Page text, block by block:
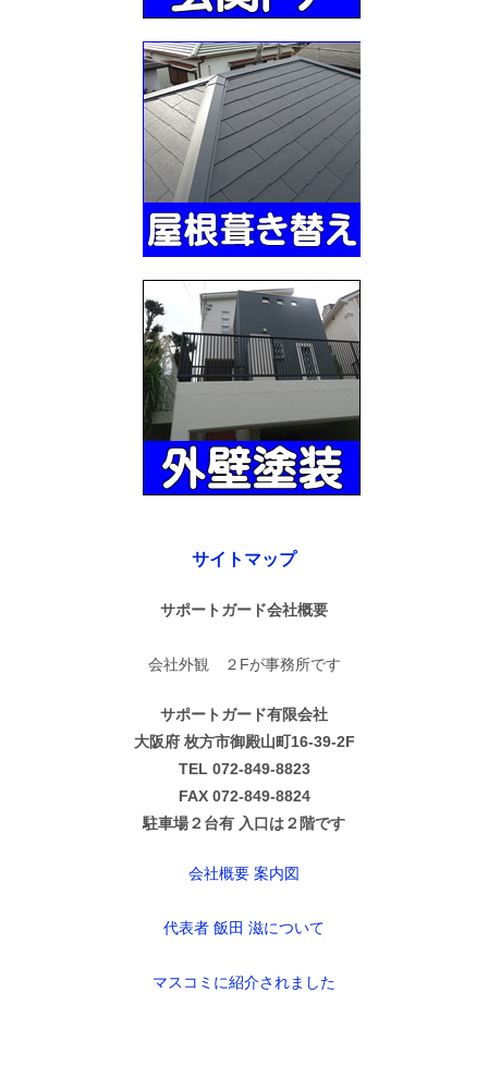
サイトマップ
サポートガード会社概要
会社外観 ２Fが事務所です
サポートガード有限会社
大阪府 枚方市御殿山町16-39-2F
TEL 072-849-8823
FAX 072-849-8824
駐車場２台有 入口は２階です
会社概要 案内図
代表者 飯田 滋について
マスコミに紹介されました